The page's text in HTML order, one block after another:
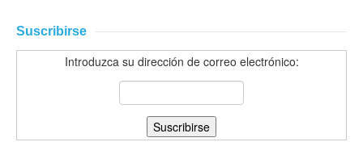
Suscribirse
Introduzca su dirección de correo electrónico: